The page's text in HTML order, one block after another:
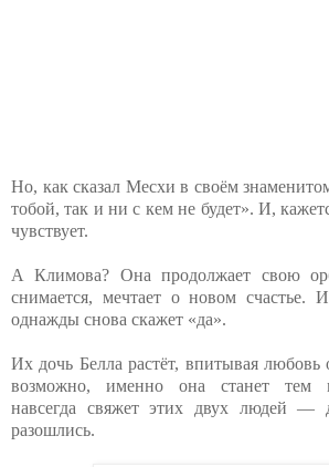
Но, как сказал Месхи в своём
тобой, так и ни с кем не будет». И,
чувствует.
А Климова? Она продолжает свою
снимается, мечтает о новом счастье.
однажды снова скажет «да».
Их дочь Белла растёт, впитывая любовь
возможно, именно она станет тем
навсегда свяжет этих двух людей —
разошлись.